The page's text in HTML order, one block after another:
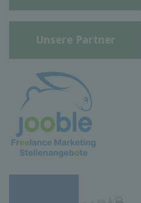
Unsere Partner